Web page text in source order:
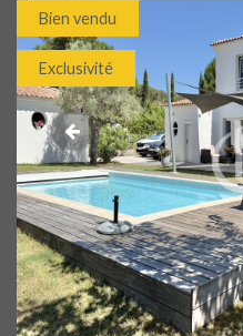
Bien vendu
Exclusivité